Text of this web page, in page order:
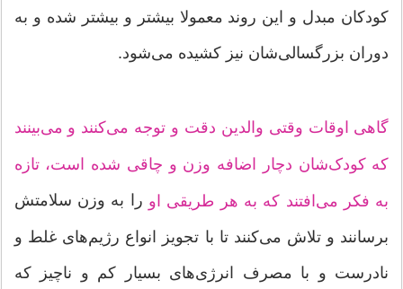
کودکان مبدل و این روند معمولا بیشتر و بیشتر شده و به
دوران بزرگسالی‌شان نیز کشیده می‌شود.
گاهی اوقات وقتی والدین دقت و توجه می‌کنند و می‌بینند
که کودک‌شان دچار اضافه وزن و چاقی شده است، تازه
به فکر می‌افتند که به هر طریقی او را به وزن سلامتش
برسانند و تلاش می‌کنند تا با تجویز انواع رژیم‌های غلط و
نادرست و با مصرف انرژی‌های بسیار کم و ناچیز که